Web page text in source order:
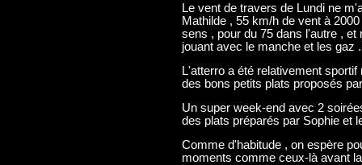
Le vent de travers de Lundi ne
Mathilde , 55 km/h de vent à
sens , pour du 75 dans l'autre ,
jouant avec le manche et les gaz
L'atterro a été relativement
des bons petits plats proposés
Un super week-end avec 2
des plats préparés par Sophie et
Comme d'habitude , on espère
moments comme ceux-là avant